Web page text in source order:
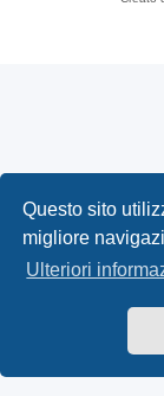
Questo sito
migliore
Ulteriori